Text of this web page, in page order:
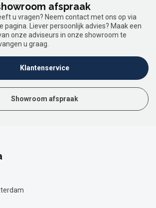
afspraak
u vragen? Neem contact met ons op via
pagina. Liever persoonlijk advies? Maak een
onze adviseurs in onze showroom te
u graag.
Klantenservice
Showroom afspraak